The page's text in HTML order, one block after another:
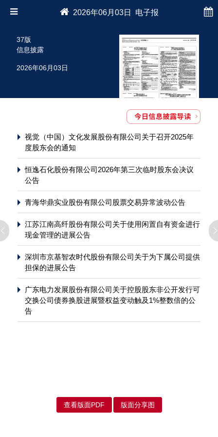
2026年06月03日 电子报
37版
信息披露
2026年06月03日
视觉（中国）文化发展股份有限公司关于召开2025年
度股东会的通知
恒逸石化股份有限公司2026年第三次临时股东会决议
公告
青海华鼎实业股份有限公司股票交易异常波动公告
江苏江南高纤股份有限公司关于使用闲置自有资金进行
现金管理的进展公告
深圳市京基智农时代股份有限公司关于为下属公司提供
担保的进展公告
广东电力发展股份有限公司关于控股股东非公开发行可
交换公司债券换股进展暨权益变动触及1%整数倍的公
告
查看版面PDF 版面分享图